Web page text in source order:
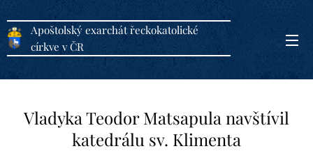
Apoštolský exarchát řeckokatolické
církve v ČR
Vladyka Teodor Matsapula navštívil
katedrálu sv. Klimenta